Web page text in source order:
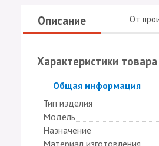
Описание От
Характеристики товара
Скрыть
Общая информация
Тип изделия
Модель
Назначение
Материал изготовления